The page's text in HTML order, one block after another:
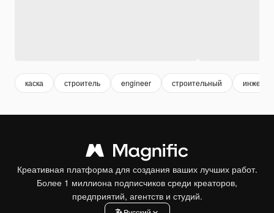
каска строитель engineer строительный инженер
Креативная платформа для создания ваших лучших работ.
Более 1 миллиона подписчиков среди креаторов,
предприятий, агентств и студий.